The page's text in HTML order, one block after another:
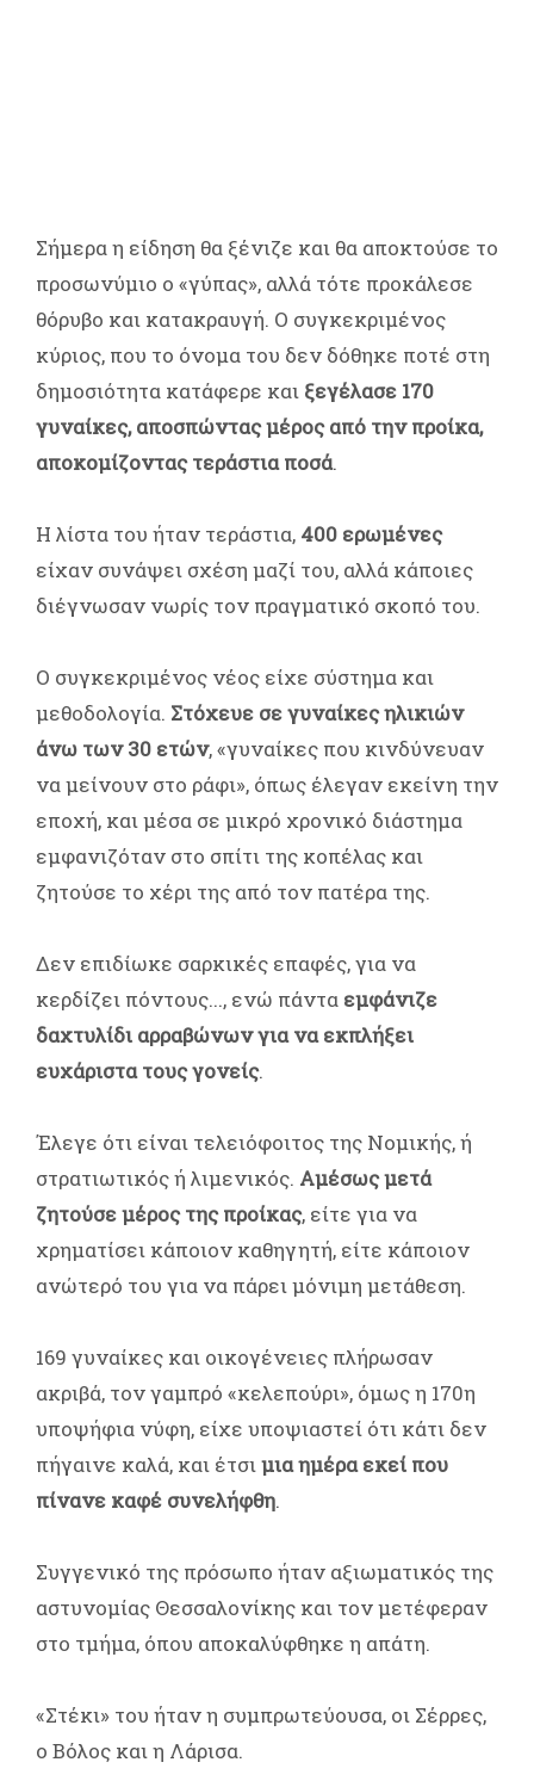
Σήμερα η είδηση θα ξένιζε και θα αποκτούσε το
προσωνύμιο ο «γύπας», αλλά τότε προκάλεσε
θόρυβο και κατακραυγή. Ο συγκεκριμένος
κύριος, που το όνομα του δεν δόθηκε ποτέ στη
δημοσιότητα κατάφερε και ξεγέλασε 170
γυναίκες, αποσπώντας μέρος από την προίκα,
αποκομίζοντας τεράστια ποσά.
Η λίστα του ήταν τεράστια, 400 ερωμένες
είχαν συνάψει σχέση μαζί του, αλλά κάποιες
διέγνωσαν νωρίς τον πραγματικό σκοπό του.
Ο συγκεκριμένος νέος είχε σύστημα και
μεθοδολογία. Στόχευε σε γυναίκες ηλικιών
άνω των 30 ετών, «γυναίκες που κινδύνευαν
να μείνουν στο ράφι», όπως έλεγαν εκείνη την
εποχή, και μέσα σε μικρό χρονικό διάστημα
εμφανιζόταν στο σπίτι της κοπέλας και
ζητούσε το χέρι της από τον πατέρα της.
Δεν επιδίωκε σαρκικές επαφές, για να
κερδίζει πόντους..., ενώ πάντα εμφάνιζε
δαχτυλίδι αρραβώνων για να εκπλήξει
ευχάριστα τους γονείς.
Έλεγε ότι είναι τελειόφοιτος της Νομικής, ή
στρατιωτικός ή λιμενικός. Αμέσως μετά
ζητούσε μέρος της προίκας, είτε για να
χρηματίσει κάποιον καθηγητή, είτε κάποιον
ανώτερό του για να πάρει μόνιμη μετάθεση.
169 γυναίκες και οικογένειες πλήρωσαν
ακριβά, τον γαμπρό «κελεπούρι», όμως η 170η
υποψήφια νύφη, είχε υποψιαστεί ότι κάτι δεν
πήγαινε καλά, και έτσιμια ημέρα εκεί που
πίνανε καφέ συνελήφθη.
Συγγενικό της πρόσωπο ήταν αξιωματικός της
αστυνομίας Θεσσαλονίκης και τον μετέφεραν
στο τμήμα, όπου αποκαλύφθηκε η απάτη.
«Στέκι» του ήταν η συμπρωτεύουσα, οι Σέρρες,
ο Βόλος και η Λάρισα.